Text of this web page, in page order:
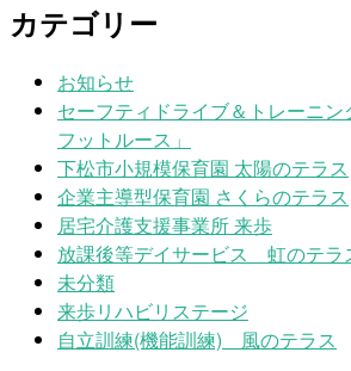
カテゴリー
お知らせ
セーフティドライブ＆トレーニ
フットルース」
下松市小規模保育園 太陽のテラス
企業主導型保育園 さくらのテラス
居宅介護支援事業所 来歩
放課後等デイサービス 虹のテラ
未分類
来歩リハビリステージ
自立訓練(機能訓練) 風のテラス